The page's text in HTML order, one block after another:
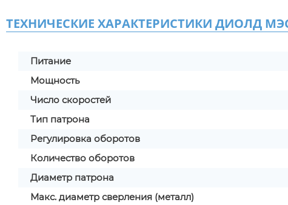
ТЕХНИЧЕСКИЕ ХАРАКТЕРИСТИКИ ДИОЛД
Питание
Мощность
Число скоростей
Тип патрона
Регулировка оборотов
Количество оборотов
Диаметр патрона
Макс. диаметр сверления (металл)